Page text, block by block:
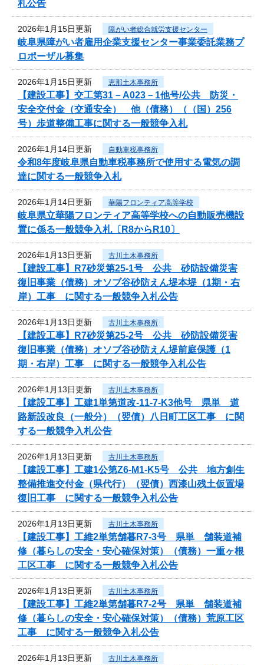
札公告
2026年1月15日更新 障がい者総合就労支援センター
岐阜県障がい者雇用企業支援センター事業委託業務プ
ロポーザル募集
2026年1月15日更新 恵那土木事務所
【建設工事】交工第31－A023－1他号/公共 防災・
安全交付金（交通安全） 他（債務）（（国）256
号）歩道整備工事に関する一般競争入札
2026年1月14日更新 自動車税事務所
令和8年度岐阜県自動車税事務所で使用する電気の調
達に関する一般競争入札
2026年1月14日更新 華陽フロンティア高等学校
岐阜県立華陽フロンティア高等学校への自動販売機設
置に係る一般競争入札〔R8からR10〕
2026年1月13日更新 古川土木事務所
【建設工事】R7砂災第25-1号 公共 砂防設備災害
復旧事業（債務）オソブ谷砂防えん堤本堤（1期・右
岸）工事 に関する一般競争入札公告
2026年1月13日更新 古川土木事務所
【建設工事】R7砂災第25-2号 公共 砂防設備災害
復旧事業（債務）オソブ谷砂防えん堤前庭保護（1
期・右岸）工事 に関する一般競争入札公告
2026年1月13日更新 古川土木事務所
【建設工事】工建1単第道改-11-7-K3他号 県単 道
路新設改良（一般分）（翌債）八日町工区工事 に関
する一般競争入札公告
2026年1月13日更新 古川土木事務所
【建設工事】工建1公第Z6-M1-K5号 公共 地方創生
整備推進交付金（県代行）（翌債）西漆山残土仮置場
復旧工事 に関する一般競争入札公告
2026年1月13日更新 古川土木事務所
【建設工事】工維2単第舗暮R7-3号 県単 舗装道補
修（暮らしの安全・安心確保対策）（債務）一重ヶ根
工区工事 に関する一般競争入札公告
2026年1月13日更新 古川土木事務所
【建設工事】工維2単第舗暮R7-2号 県単 舗装道補
修（暮らしの安全・安心確保対策）（債務）荒原工区
工事 に関する一般競争入札公告
2026年1月13日更新 古川土木事務所